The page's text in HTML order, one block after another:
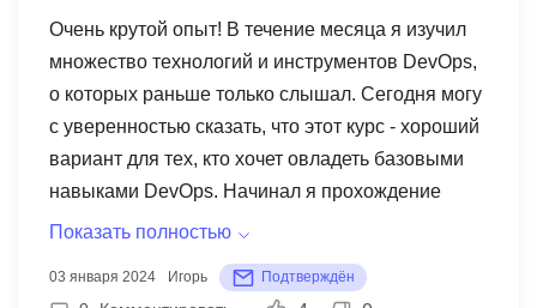
ними. - Материал сложный, поэтому было бы
хорошо иметь некую "дорожную карту" по всем
серверам и сервисам, на которых настривается
инфраструктура (что и как используется, откуда
куда и для чего настраиваются соединения).
Очень крутой опыт! В течение месяца я изучил
множество технологий и инструментов DevOps,
о которых раньше только слышал. Сегодня могу
с уверенностью сказать, что этот курс - хороший
вариант для тех, кто хочет овладеть базовыми
навыками DevOps. Начинал я прохождение
стартового курса, у этой школы он бесплатный,
осознанно - платный курс. Особенно хочу
Показать полностью
03 января 2024 Игорь Подтверждён